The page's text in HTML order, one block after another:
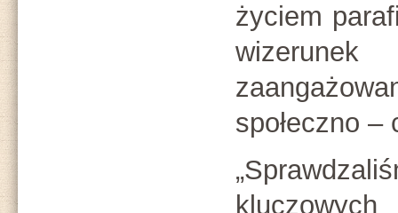
życiem
społeczno –